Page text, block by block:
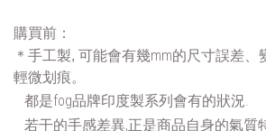
購買前：
＊手工製, 可能會有幾mm的尺寸誤差、
輕微划痕。
   都是fog品牌印度製系列會有的狀況.